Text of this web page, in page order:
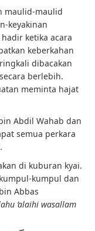
maulid-maulid
keyakinan
ketika acara
keberkahan
dibacakan
berlebih.
meminta hajat
Abdil Wahab dan
semua perkara
di kuburan kyai.
kumpul dan
Abbas
’alaihi wasallam